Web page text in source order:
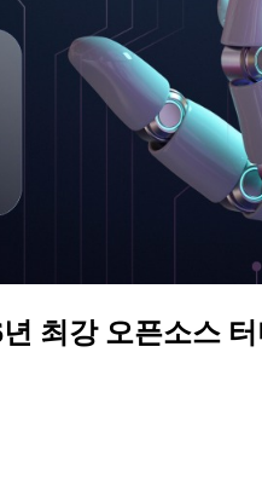
최강 오픈소스